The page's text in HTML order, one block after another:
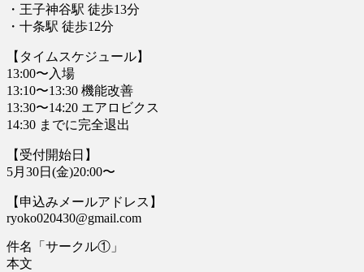
・王子神谷駅 徒歩13分
・十条駅 徒歩12分
【タイムスケジュール】
13:00〜入場
13:10〜13:30 機能改善
13:30〜14:20 エアロビクス
14:30 までに完全退出
【受付開始日】
5月30日(金)20:00〜
【申込みメールアドレス】
ryoko020430@gmail.com
件名「サークル①」
本文